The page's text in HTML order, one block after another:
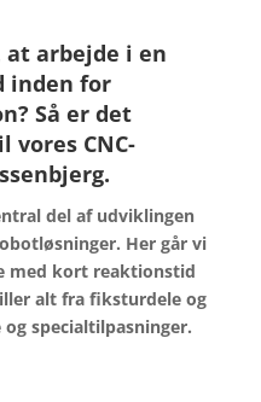
arbejde i en
inden for
Så er det
vores CNC-
del af udviklingen
Her går vi
med kort reaktionstid
alt fra fiksturdele og
specialtilpasninger.